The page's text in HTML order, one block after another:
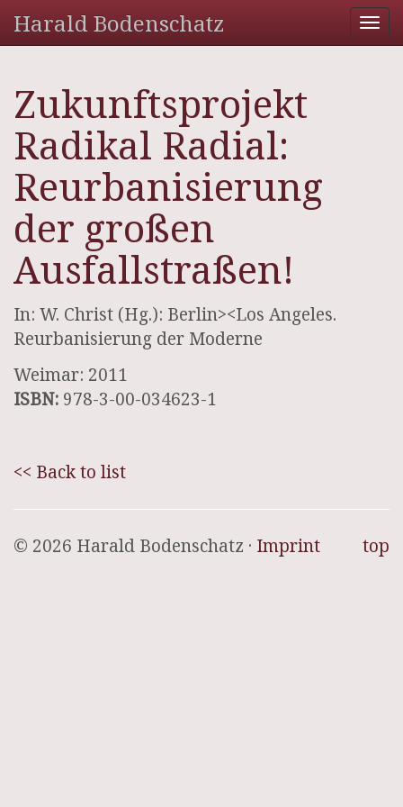
Harald Bodenschatz
Zukunftsprojekt
Radikal Radial:
Reurbanisierung
der großen
Ausfallstraßen!
In: W. Christ (Hg.): Berlin><Los Angeles.
Reurbanisierung der Moderne
Weimar: 2011
ISBN: 978-3-00-034623-1
<< Back to list
top
© 2026 Harald Bodenschatz · Imprint